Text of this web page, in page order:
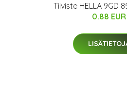
Tiiviste HELLA 9GD
0.88 EUR